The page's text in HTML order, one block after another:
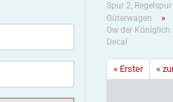
Spur 2,
Güterwagen »
Ow der
Decal
« Erster «